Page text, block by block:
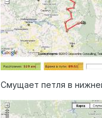
Смущает петля в